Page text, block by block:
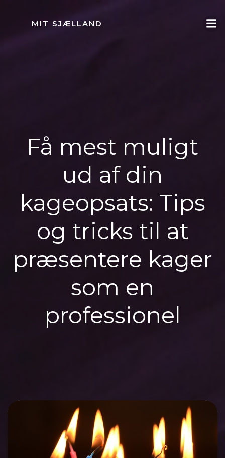
MIT SJÆLLAND
Få mest muligt
ud af din
kageopsats: Tips
og tricks til at
præsentere kager
som en
professionel